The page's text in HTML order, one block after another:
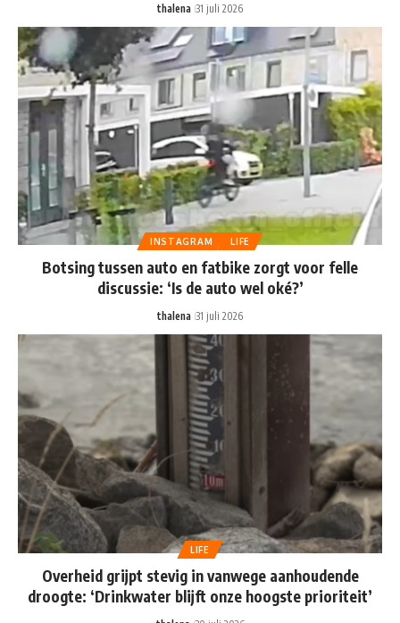
thalena 31 juli 2026
INSTAGRAM LIFE
Botsing tussen auto en fatbike zorgt voor felle
discussie: ‘Is de auto wel oké?’
thalena 31 juli 2026
LIFE
Overheid grijpt stevig in vanwege aanhoudende
droogte: ‘Drinkwater blijft onze hoogste prioriteit’